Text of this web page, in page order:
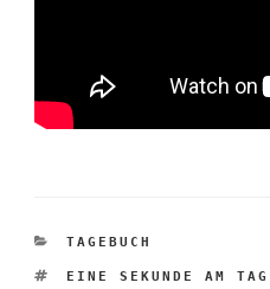
KATEGORIEN
TAGEBUCH
SCHLAGWÖRTER
EINE SEKUNDE AM TAG